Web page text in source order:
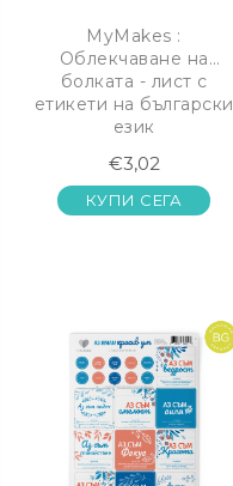
MyMakes :
Облекчаване на
болката - лист с
етикети на български
език
€3,02
КУПИ СЕГА